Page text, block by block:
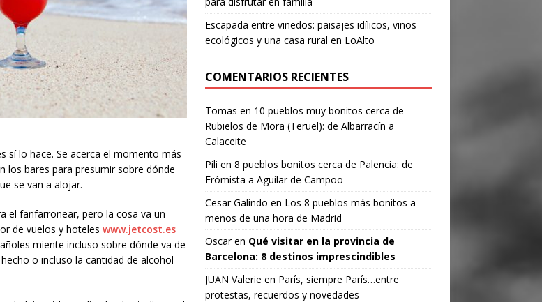
sí lo hace. Se acerca el momento más
los bares para presumir sobre dónde
se van a alojar.
el fanfarronear, pero la cosa va un
de vuelos y hoteles www.jetcost.es
miente incluso sobre dónde va de
o incluso la cantidad de alcohol
Escapada entre viñedos: paisajes idílicos, vinos
ecológicos y una casa rural en LoAlto
COMENTARIOS RECIENTES
Tomas en 10 pueblos muy bonitos cerca de
Rubielos de Mora (Teruel): de Albarracín a
Calaceite
Pili en 8 pueblos bonitos cerca de Palencia: de
Frómista a Aguilar de Campoo
Cesar Galindo en Los 8 pueblos más bonitos a
menos de una hora de Madrid
Oscaren Qué visitar en la provincia de
Barcelona: 8 destinos imprescindibles
JUAN Valerie en París, siempre París…entre
protestas, recuerdos y novedades